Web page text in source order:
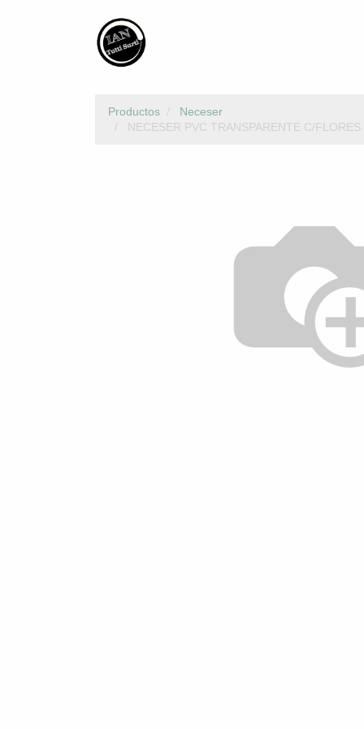
Productos
Neceser
NECESER PVC TRANSPARENTE C/FLORES